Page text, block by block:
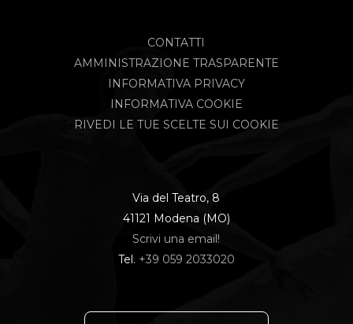
CONTATTI
AMMINISTRAZIONE TRASPARENTE
INFORMATIVA PRIVACY
INFORMATIVA COOKIE
RIVEDI LE TUE SCELTE SUI COOKIE
Via del Teatro, 8
41121 Modena (MO)
Scrivi una email!
Tel. +39 059 2033020